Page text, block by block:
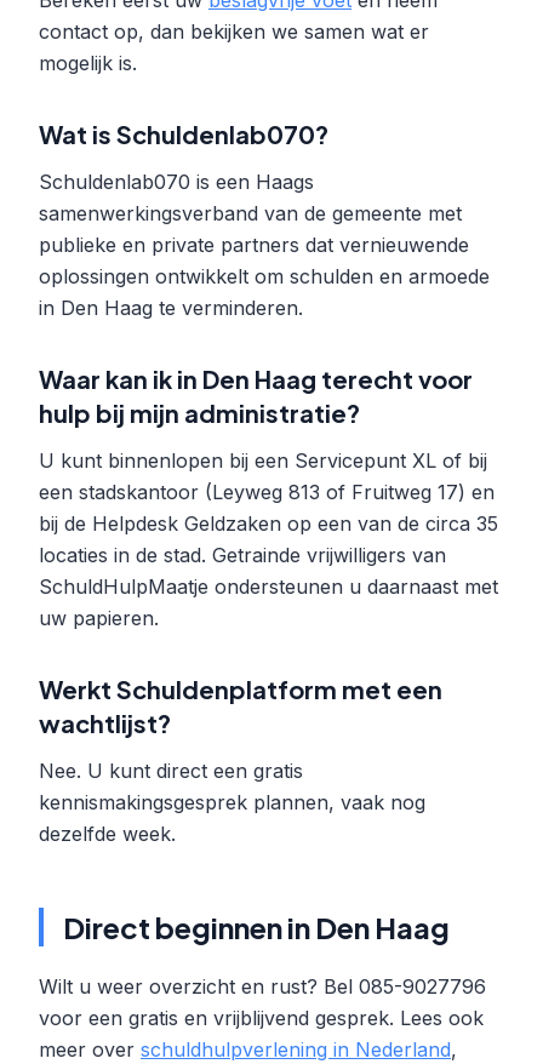
contact op, dan bekijken we samen wat er
mogelijk is.
Wat is Schuldenlab070?
Schuldenlab070 is een Haags
samenwerkingsverband van de gemeente met
publieke en private partners dat vernieuwende
oplossingen ontwikkelt om schulden en armoede
in Den Haag te verminderen.
Waar kan ik in Den Haag terecht voor
hulp bij mijn administratie?
U kunt binnenlopen bij een Servicepunt XL of bij
een stadskantoor (Leyweg 813 of Fruitweg 17) en
bij de Helpdesk Geldzaken op een van de circa 35
locaties in de stad. Getrainde vrijwilligers van
SchuldHulpMaatje ondersteunen u daarnaast met
uw papieren.
Werkt Schuldenplatform met een
wachtlijst?
Nee. U kunt direct een gratis
kennismakingsgesprek plannen, vaak nog
dezelfde week.
Direct beginnen in Den Haag
Wilt u weer overzicht en rust? Bel 085-9027796
voor een gratis en vrijblijvend gesprek. Lees ook
meer over schuldhulpverlening in Nederland,